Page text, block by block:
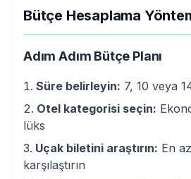
Bütçe Hesaplama
Adım Adım Bütçe Planı
Süre belirleyin: 7, 10 veya
Otel kategorisi seçin:
lüks
Uçak biletini araştırın: En
karşılaştırın